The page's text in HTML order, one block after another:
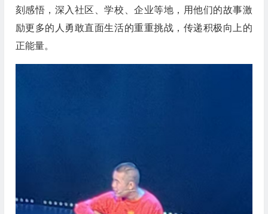
刻感悟，深入社区、学校、企业等地，用他们的故事激
励更多的人勇敢直面生活的重重挑战，传递积极向上的
正能量。